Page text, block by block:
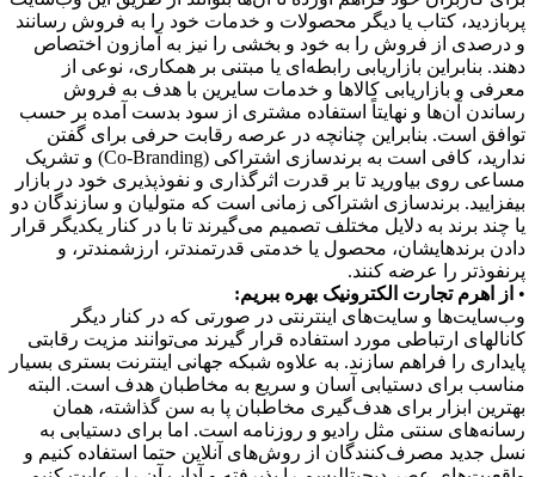
پربازدید، کتاب یا دیگر محصولات و خدمات خود را به فروش رسانند
و درصدی از فروش را به خود و بخشی را نیز به آمازون اختصاص
دهند. بنابراین بازاریابی رابطه‌ای یا مبتنی بر همکاری، نوعی از
معرفی و بازاریابی کالاها و خدمات سایرین با هدف به فروش
رساندن آن‌ها و نهایتاً استفاده مشتری از سود بدست آمده بر حسب
توافق است. بنابراین چنانچه در عرصه رقابت حرفی برای گفتن
ندارید، کافی است به برندسازی اشتراکی (Co-Branding) و تشریک
مساعی روی بیاورید تا بر قدرت اثرگذاری و نفوذپذیری خود در بازار
بیفزایید. برندسازی اشتراکی زمانی است که متولیان و سازندگان دو
یا چند برند به دلایل مختلف تصمیم می‌گیرند تا با در کنار یکدیگر قرار
دادن برندهایشان، محصول یا خدمتی قدرتمندتر، ارزشمندتر، و
پرنفوذتر را عرضه کنند.
• از اهرم تجارت الکترونیک بهره ببریم:
وب‌سایت‌ها و سایت‌های اینترنتی در صورتی که در کنار دیگر
کانالهای ارتباطی مورد استفاده قرار گیرند می‌توانند مزیت رقابتی
پایداری را فراهم سازند. به علاوه شبکه جهانی اینترنت بستری بسیار
مناسب برای دستیابی آسان و سریع به مخاطبان هدف است. البته
بهترین ابزار برای هدف‌گیری مخاطبان پا به سن گذاشته، همان
رسانه‌های سنتی مثل رادیو و روزنامه است. اما برای دستیابی به
نسل‌ جدید مصرف‌کنندگان از روش‌های آنلاین حتما استفاده کنیم و